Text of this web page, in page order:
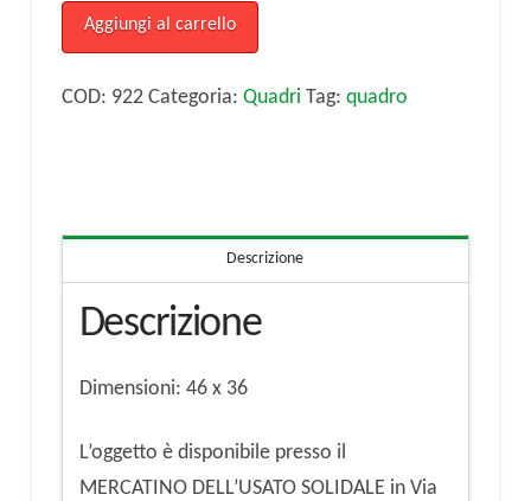
quadro,
stampa
su
Aggiungi al carrello
COD: 922 Categoria: Quadri Tag: quadro
Descrizione
Descrizione
Dimensioni: 46 x 36
L’oggetto è disponibile presso il
MERCATINO DELL’USATO SOLIDALE in Via